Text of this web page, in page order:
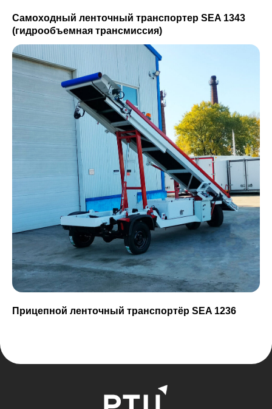
Самоходный ленточный транспортер SEA 1343
(гидрообъемная трансмиссия)
Прицепной ленточный транспортёр SEA 1236
г. Хабаровск, ул. Калинина, 8, оф. 13
Каталог
Блог
О нас
Ремонт и сервис
Команда
8-800-250-79-50
Отзывы
rtc.khv@mail.ru
ООО "Региональный технический центр"
Политика конфиденциальности